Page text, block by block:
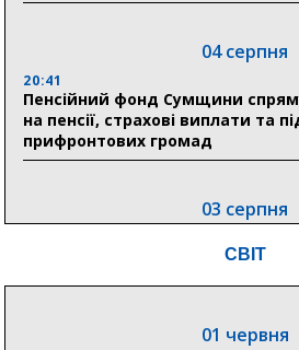
04 серпня
20:41
Пенсійний фонд Сумщини
на пенсії, страхові виплати та
прифронтових громад
03 серпня
Романько розширює програму
СВІТ
01 червня